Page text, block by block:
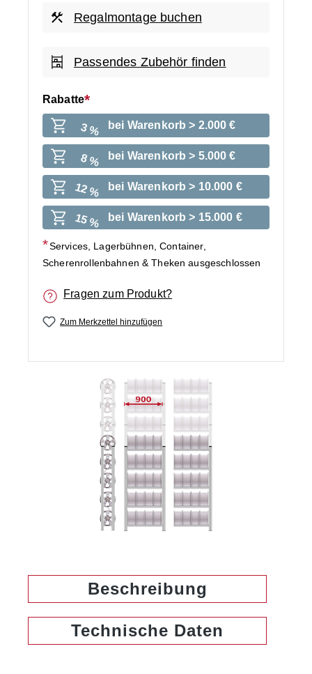
Regalmontage buchen
Passendes Zubehör finden
Rabatte
3 % bei Warenkorb > 2.000 €
8 % bei Warenkorb > 5.000 €
12 % bei Warenkorb > 10.000 €
15 % bei Warenkorb > 15.000 €
Services, Lagerbühnen, Container,
Scherenrollenbahnen & Theken ausgeschlossen
Fragen zum Produkt?
Zum Merkzettel hinzufügen
Bildergalerie überspringen
Beschreibung
Technische Daten